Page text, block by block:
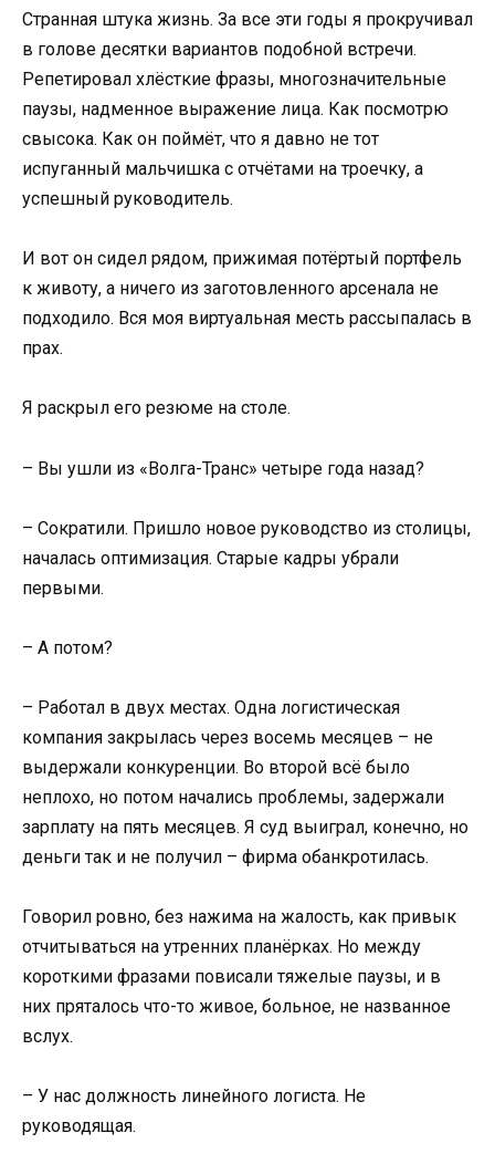
Странная штука жизнь. За все эти годы я прокручивал
в голове десятки вариантов подобной встречи.
Репетировал хлёсткие фразы, многозначительные
паузы, надменное выражение лица. Как посмотрю
свысока. Как он поймёт, что я давно не тот
испуганный мальчишка с отчётами на троечку, а
успешный руководитель.
И вот он сидел рядом, прижимая потёртый портфель
к животу, а ничего из заготовленного арсенала не
подходило. Вся моя виртуальная месть рассыпалась в
прах.
Я раскрыл его резюме на столе.
– Вы ушли из «Волга-Транс» четыре года назад?
– Сократили. Пришло новое руководство из столицы,
началась оптимизация. Старые кадры убрали
первыми.
– А потом?
– Работал в двух местах. Одна логистическая
компания закрылась через восемь месяцев – не
выдержали конкуренции. Во второй всё было
неплохо, но потом начались проблемы, задержали
зарплату на пять месяцев. Я суд выиграл, конечно, но
деньги так и не получил – фирма обанкротилась.
Говорил ровно, без нажима на жалость, как привык
отчитываться на утренних планёрках. Но между
короткими фразами повисали тяжелые паузы, и в
них пряталось что-то живое, больное, не названное
вслух.
– У нас должность линейного логиста. Не
руководящая.